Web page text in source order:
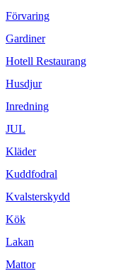
Förvaring
Gardiner
Hotell Restaurang
Husdjur
Inredning
JUL
Kläder
Kuddfodral
Kvalsterskydd
Kök
Lakan
Mattor